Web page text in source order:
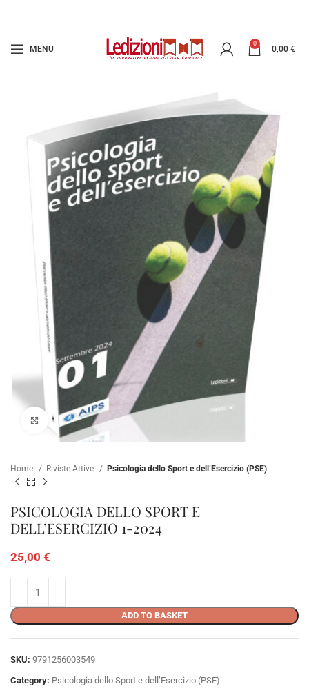
MENU
0
0,00 €
Click to enlarge
Home Riviste Attive Psicologia dello Sport e dell’Esercizio (PSE)
PSICOLOGIA DELLO SPORT E
DELL’ESERCIZIO 1-2024
25,00 €
ADD TO BASKET
SKU: 9791256003549
Category: Psicologia dello Sport e dell’Esercizio (PSE)